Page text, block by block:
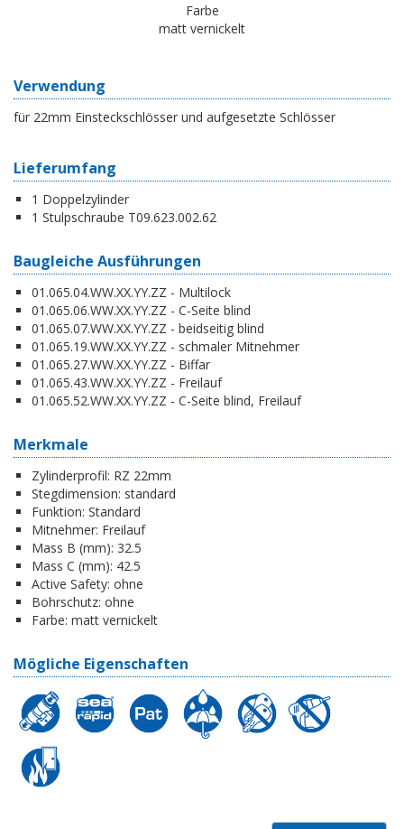
Farbe
matt vernickelt
Verwendung
für 22mm Einsteckschlösser und aufgesetzte Schlösser
Lieferumfang
1 Doppelzylinder
1 Stulpschraube T09.623.002.62
Baugleiche Ausführungen
01.065.04.WW.XX.YY.ZZ - Multilock
01.065.06.WW.XX.YY.ZZ - C-Seite blind
01.065.07.WW.XX.YY.ZZ - beidseitig blind
01.065.19.WW.XX.YY.ZZ - schmaler Mitnehmer
01.065.27.WW.XX.YY.ZZ - Biffar
01.065.43.WW.XX.YY.ZZ - Freilauf
01.065.52.WW.XX.YY.ZZ - C-Seite blind, Freilauf
Merkmale
Zylinderprofil: RZ 22mm
Stegdimension: standard
Funktion: Standard
Mitnehmer: Freilauf
Mass B (mm): 32.5
Mass C (mm): 42.5
Active Safety: ohne
Bohrschutz: ohne
Farbe: matt vernickelt
Mögliche Eigenschaften